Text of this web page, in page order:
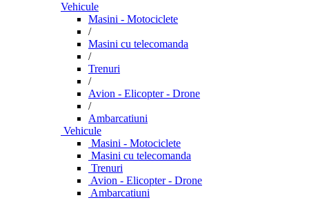
Vehicule
Masini - Motociclete
/
Masini cu telecomanda
/
Trenuri
/
Avion - Elicopter - Drone
/
Ambarcatiuni
Vehicule
Masini - Motociclete
Masini cu telecomanda
Trenuri
Avion - Elicopter - Drone
Ambarcatiuni